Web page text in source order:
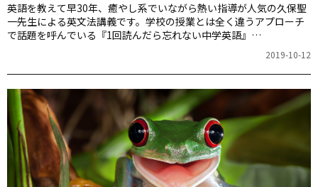
英語を教えて早30年、癒やし系でいながら熱い指導が人気の久保聖
一先生による英文法講義です。学校の授業とは全く違うアプローチ
で話題を呼んでいる『1回読んだら忘れない中学英語』
（KADOKAWA）のエッセンスをぎゅっと詰め込んだ連載。今回は、
文に一言加えるだけで表現力が一気に広がる助動詞のお話です。
2019-10-12